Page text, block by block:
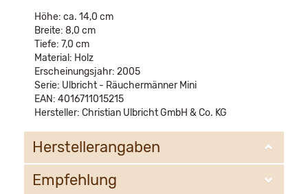
Höhe: ca. 14,0 cm
Breite: 8,0 cm
Tiefe: 7,0 cm
Material: Holz
Erscheinungsjahr: 2005
Serie: Ulbricht - Räuchermänner Mini
EAN: 4016711015215
Hersteller: Christian Ulbricht GmbH & Co. KG
Herstellerangaben
Christian Ulbricht GmbH & Co. KG
Empfehlung